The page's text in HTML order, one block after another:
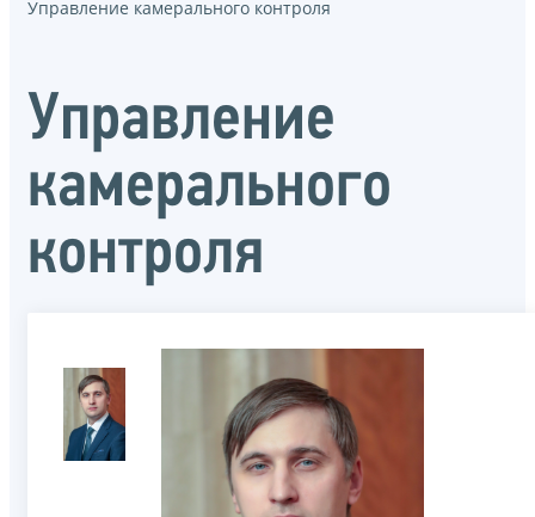
Управление камерального контроля
Управление
камерального
контроля